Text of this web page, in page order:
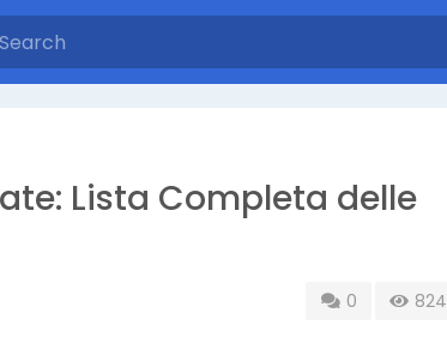
Lista Completa delle
0 824